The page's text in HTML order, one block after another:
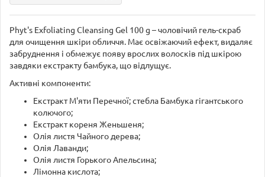
Phyt's Exfoliating Cleansing Gel 100 g – чоловічий гель-скраб
для очищення шкіри обличчя. Має освіжаючий ефект, видаляє
забруднення і обмежує появу врослих волосків під шкірою
завдяки екстракту бамбука, що відлущує.
Активні компоненти:
Екстракт М'яти Перечної; стебла Бамбука гігантського
колючого;
Екстракт кореня Женьшеня;
Олія листя Чайного дерева;
Олія Лаванди;
Олія листя Горького Апельсина;
Лімонна кислота;